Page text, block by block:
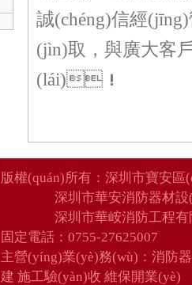
誠(chéng)信經(jīng)
(jìn)取，與廣大客戶
(lái)！
版權(quán)所有： 深圳市寶安區
深圳市華安消防器材
深圳市華峖消防工程
固定電話：0755-27625007
主營(yíng)業(yè)務(wù)：消防
建 施工驗(yàn)收 維保開業(yè)